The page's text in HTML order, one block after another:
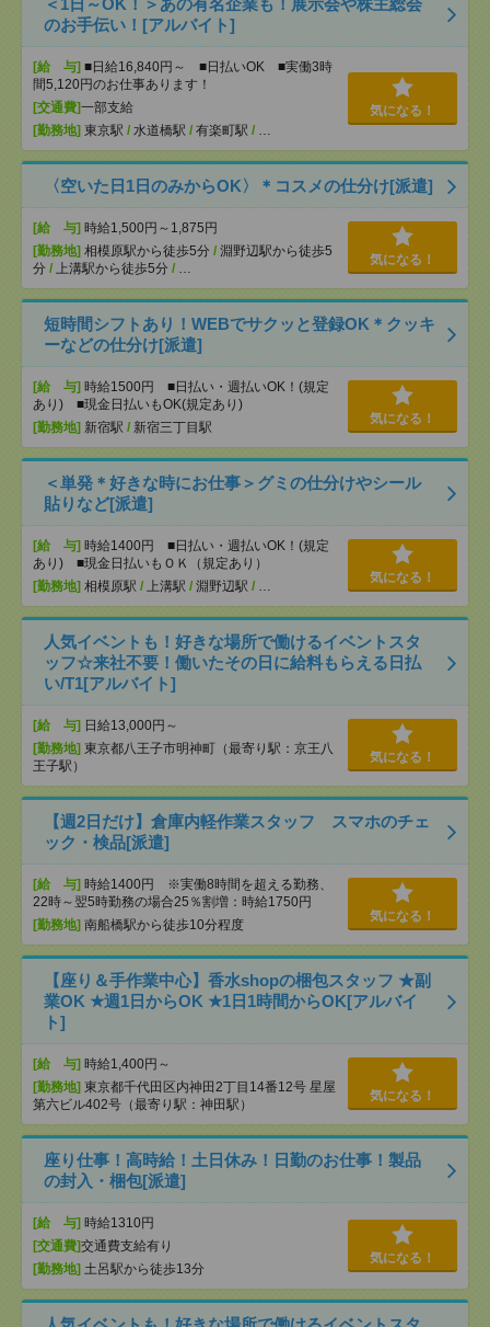
＜1日～OK！＞あの有名企業も！展示会や株主総会
のお手伝い！[アルバイト]
[給 与] ■日給16,840円～ ■日払いOK ■実働3時
間5,120円のお仕事あります！
[交通費]一部支給
[勤務地] 東京駅 / 水道橋駅 / 有楽町駅 / …
気になる！
〈空いた日1日のみからOK〉＊コスメの仕分け[派遣]
[給 与] 時給1,500円～1,875円
[勤務地] 相模原駅から徒歩5分 / 淵野辺駅から徒歩5
分 / 上溝駅から徒歩5分 / …
気になる！
短時間シフトあり！WEBでサクッと登録OK＊クッキ
ーなどの仕分け[派遣]
[給 与] 時給1500円 ■日払い・週払いOK！(規定
あり) ■現金日払いもOK(規定あり)
[勤務地] 新宿駅 / 新宿三丁目駅
気になる！
＜単発＊好きな時にお仕事＞グミの仕分けやシール
貼りなど[派遣]
[給 与] 時給1400円 ■日払い・週払いOK！(規定
あり) ■現金日払いもＯＫ（規定あり）
[勤務地] 相模原駅 / 上溝駅 / 淵野辺駅 / …
気になる！
人気イベントも！好きな場所で働けるイベントスタ
ッフ☆来社不要！働いたその日に給料もらえる日払
い/T1[アルバイト]
[給 与] 日給13,000円～
[勤務地] 東京都八王子市明神町（最寄り駅：京王八
王子駅）
気になる！
【週2日だけ】倉庫内軽作業スタッフ スマホのチェ
ック・検品[派遣]
[給 与] 時給1400円 ※実働8時間を超える勤務、
22時～翌5時勤務の場合25％割増：時給1750円
[勤務地] 南船橋駅から徒歩10分程度
気になる！
【座り＆手作業中心】香水shopの梱包スタッフ ★副
業OK ★週1日からOK ★1日1時間からOK[アルバイ
ト]
[給 与] 時給1,400円～
[勤務地] 東京都千代田区内神田2丁目14番12号 星屋
第六ビル402号（最寄り駅：神田駅）
気になる！
座り仕事！高時給！土日休み！日勤のお仕事！製品
の封入・梱包[派遣]
[給 与] 時給1310円
[交通費]交通費支給有り
[勤務地] 土呂駅から徒歩13分
気になる！